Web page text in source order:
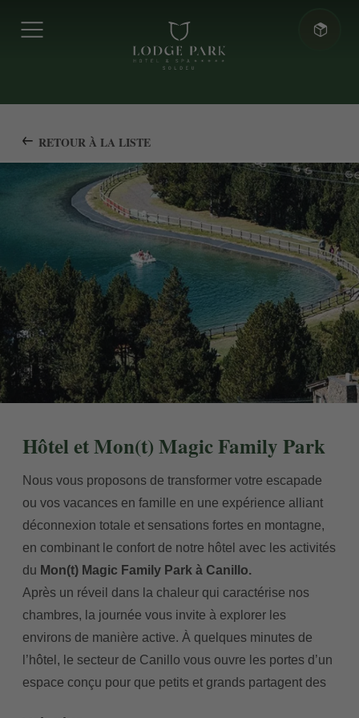
RETOUR À LA LISTE
Hôtel et Mon(t) Magic Family Park
Nous vous proposons de transformer votre escapade
ou vos vacances en famille en une expérience alliant
déconnexion totale et sensations fortes en montagne,
en combinant le confort de notre hôtel avec les activités
du Mon(t) Magic Family Park à Canillo.
Après un réveil dans la chaleur qui caractérise nos
chambres, la journée vous invite à explorer les
environs de manière active. À quelques minutes de
l’hôtel, le secteur de Canillo vous ouvre les portes d’un
espace conçu pour que petits et grands partagent des